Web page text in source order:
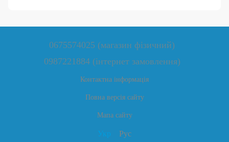
0675574025 (магазин фізичний)
0987221884 (інтернет замовлення)
Контактна інформація
Повна версія сайту
Мапа сайту
Укр Рус